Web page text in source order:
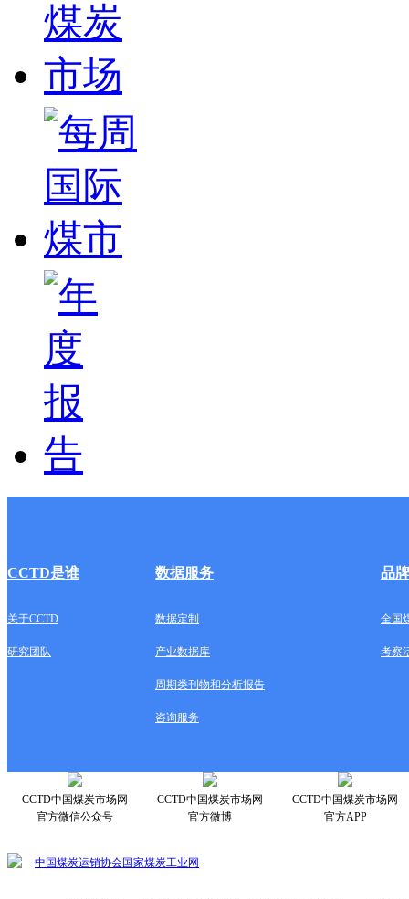
CCTD是谁 数据服务 品
关于CCTD 数据定制 全国
研究团队 产业数据库 考察
周期类刊物和分析报告
咨询服务
CCTD中国煤炭市场网
官方微信公众号
CCTD中国煤炭市场网
官方微博
CCTD中国煤炭市场网
官方APP
中国煤炭运销协会国家煤炭工业网